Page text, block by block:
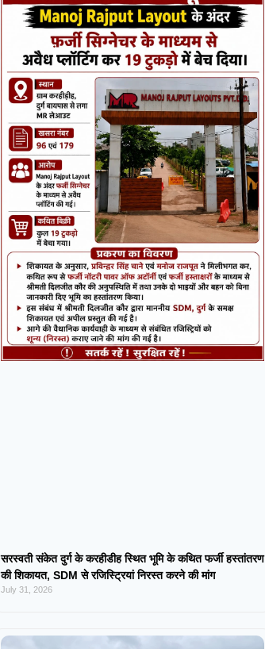
सरस्वती संकेत दुर्ग के करहीडीह स्थित भूमि के कथित फर्जी हस्तांतरण
की शिकायत, SDM से रजिस्ट्रियां निरस्त करने की मांग
July 31, 2026